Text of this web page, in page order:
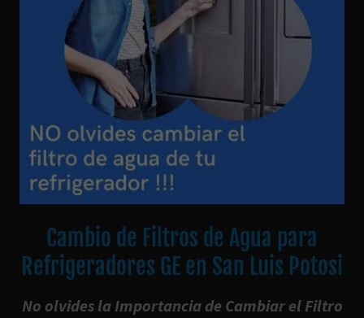
Cambio de Filtros de Agua para
Refrigeradores GE en San Luis Potosi
No olvides la Importancia de Cambiar el Filtro